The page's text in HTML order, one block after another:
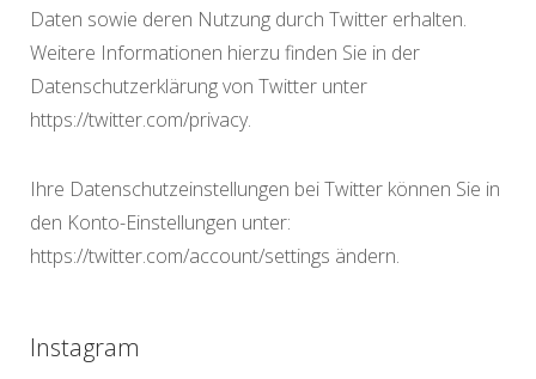
Daten sowie deren Nutzung durch Twitter erhalten.
Weitere Informationen hierzu finden Sie in der
Datenschutzerklärung von Twitter unter
https://twitter.com/privacy.
Ihre Datenschutzeinstellungen bei Twitter können Sie in
den Konto-Einstellungen unter:
https://twitter.com/account/settings ändern.
Instagram